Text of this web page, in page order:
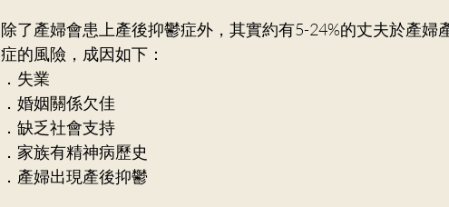
除了產婦會患上產後抑鬱症外，其實約有5-24%的丈夫於產婦
症的風險，成因如下：
．失業
．婚姻關係欠佳
．缺乏社會支持
．家族有精神病歷史
．產婦出現產後抑鬱